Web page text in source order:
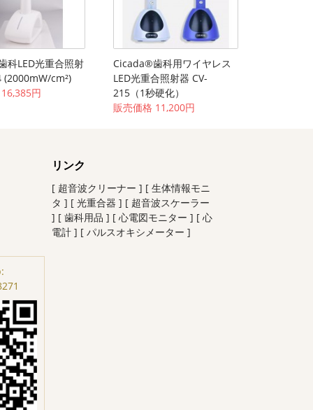
科LED光重合照射
(2000mW/cm²)
円
Cicada®歯科用ワイヤレス
LED光重合照射器 CV-
215（1秒硬化）
販売価格 11,200円
リンク
[ 超音波クリーナー ] [ 生体情報モニ
タ ] [ 光重合器 ] [ 超音波スケーラー
] [ 歯科用品 ] [ 心電図モニター ] [ 心
電計 ] [ パルスオキシメーター ]